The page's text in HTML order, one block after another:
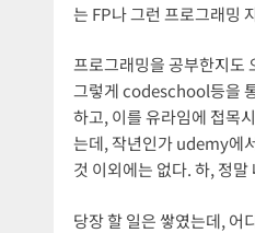
는 FP나 그런 프로그래밍
프로그래밍을 공부한지도
그렇게 codeschool등을
하고, 이를 유라임에 접목
는데, 작년인가 udemy에
것 이외에는 없다. 하, 정말
당장 할 일은 쌓였는데, 어